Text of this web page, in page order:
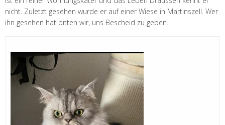
nicht. Zuletzt gesehen wurde er auf einer Wiese in Martinszell. Wer
ihn gesehen hat bitten wir, uns Bescheid zu geben.